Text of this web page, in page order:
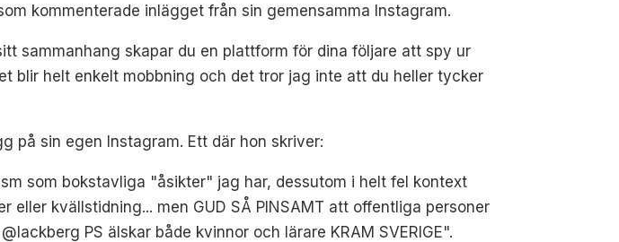
kommenterade inlägget från sin gemensamma Instagram.
sammanhang skapar du en plattform för dina följare att spy ur
blir helt enkelt mobbning och det tror jag inte att du heller tycker
på sin egen Instagram. Ett där hon skriver:
som bokstavliga "åsikter" jag har, dessutom i helt fel kontext
kvällstidning... men GUD SÅ PINSAMT att offentliga personer
PS älskar både kvinnor och lärare KRAM SVERIGE".